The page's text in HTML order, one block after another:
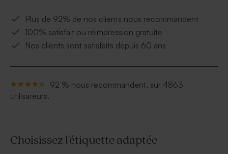
Plus de 92% de nos clients nous recommandent
100% satisfait ou réimpression gratuite
Nos clients sont satisfaits depuis 60 ans
92 % nous recommandent, sur 4863
utilisateurs.
Choisissez l'étiquette adaptée